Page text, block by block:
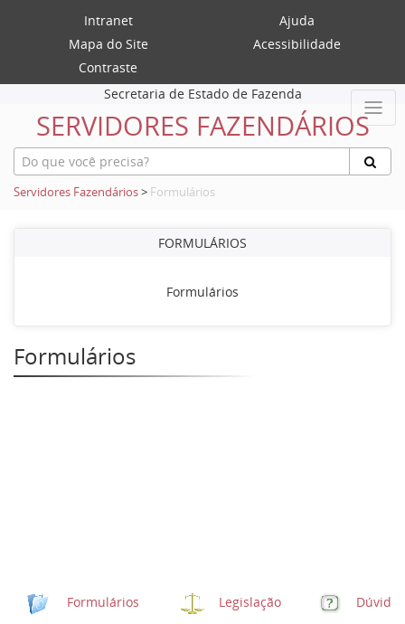
Intranet
Ajuda
Mapa do Site
Acessibilidade
Contraste
Secretaria de Estado de Fazenda
SERVIDORES FAZENDÁRIOS
Servidores Fazendários> Formulários
FORMULÁRIOS
Formulários
Formulários
Formulários Legislação